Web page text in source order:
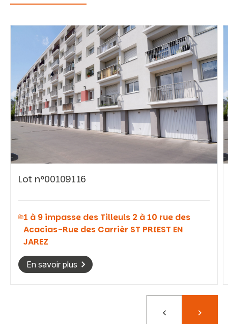
Rechercher
Lot n°00109116
1 à 9 impasse des Tilleuls 2 à 10 rue des
Acacias-Rue des Carrièr ST PRIEST EN
JAREZ
En savoir plus
PrécédentSuivant